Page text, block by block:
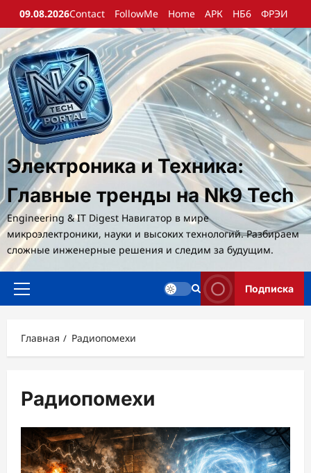
Перейти
содержимому
09.08.2026Contact FollowMe Home АРК НБ6 ФРЭИ
Электроника и Техника:
Главные тренды на Nk9 Tech
Engineering & IT Digest Навигатор в мире
микроэлектроники, науки и высоких технологий. Разбираем
сложные инженерные решения и следим за будущим.
Основное
Подписка
Главная Радиопомехи
Радиопомехи